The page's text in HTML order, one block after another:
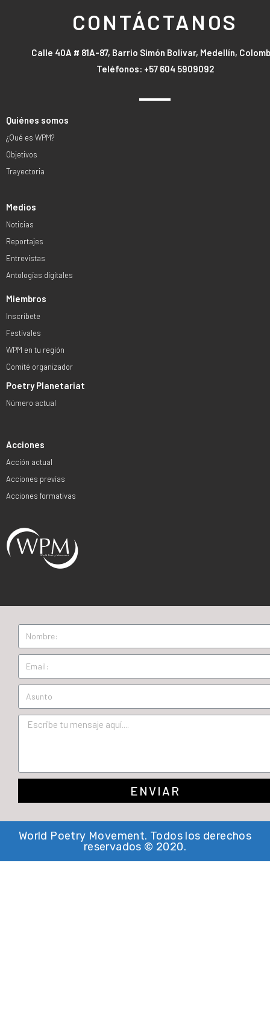
CONTÁCTANOS
Calle 40A # 81A-87, Barrio Simón Bolívar, Medellín,
Teléfonos: +57 604 5909092
Quiénes somos
¿Qué es WPM?
Objetivos
Trayectoria
Medios
Noticias
Reportajes
Entrevistas
Antologías digitales
Miembros
Inscríbete
Festivales
WPM en tu región
Comité organizador
Poetry Planetariat
Número actual
Acciones
Acción actual
Acciones previas
Acciones formativas
ENVIAR
World Poetry Movement. Todos los derechos
reservados © 2020.